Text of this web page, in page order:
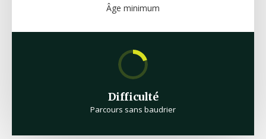
Âge minimum
Difficulté
Parcours sans baudrier